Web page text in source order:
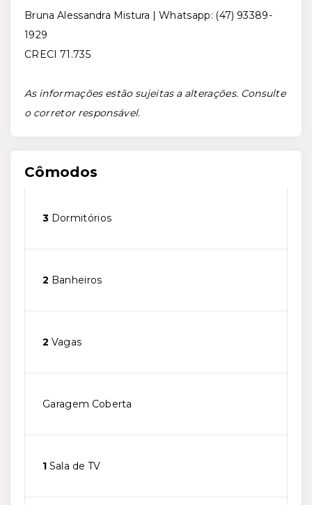
Bruna Alessandra Mistura | Whatsapp: (47) 93389-
1929
CRECI 71.735
As informações estão sujeitas a alterações. Consulte
o corretor responsável.
Cômodos
3 Dormitórios
2 Banheiros
2 Vagas
Garagem Coberta
1 Sala de TV